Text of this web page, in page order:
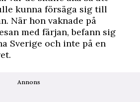
kunna försäga sig till
När hon vaknade på
med färjan, befann sig
Sverige och inte på en
Annons